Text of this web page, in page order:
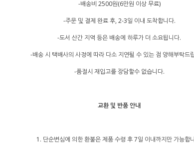
-배송비 2500원(6만원 이상 무료)
-주문 및 결제 완료 후, 2-3일 이내 도착합니다.
-도서 산간 지역 등은 배송에 하루가 더 소요됩니다.
-배송 시 택배사의 사정에 따라 다소 지연될 수 있는 점 양해부탁드
-품절시 재입고를 장담할수 없습니다.
교환 및 반품 안내
1. 단순변심에 의한 환불은 제품 수령 후 7일 이내까지만 가능합